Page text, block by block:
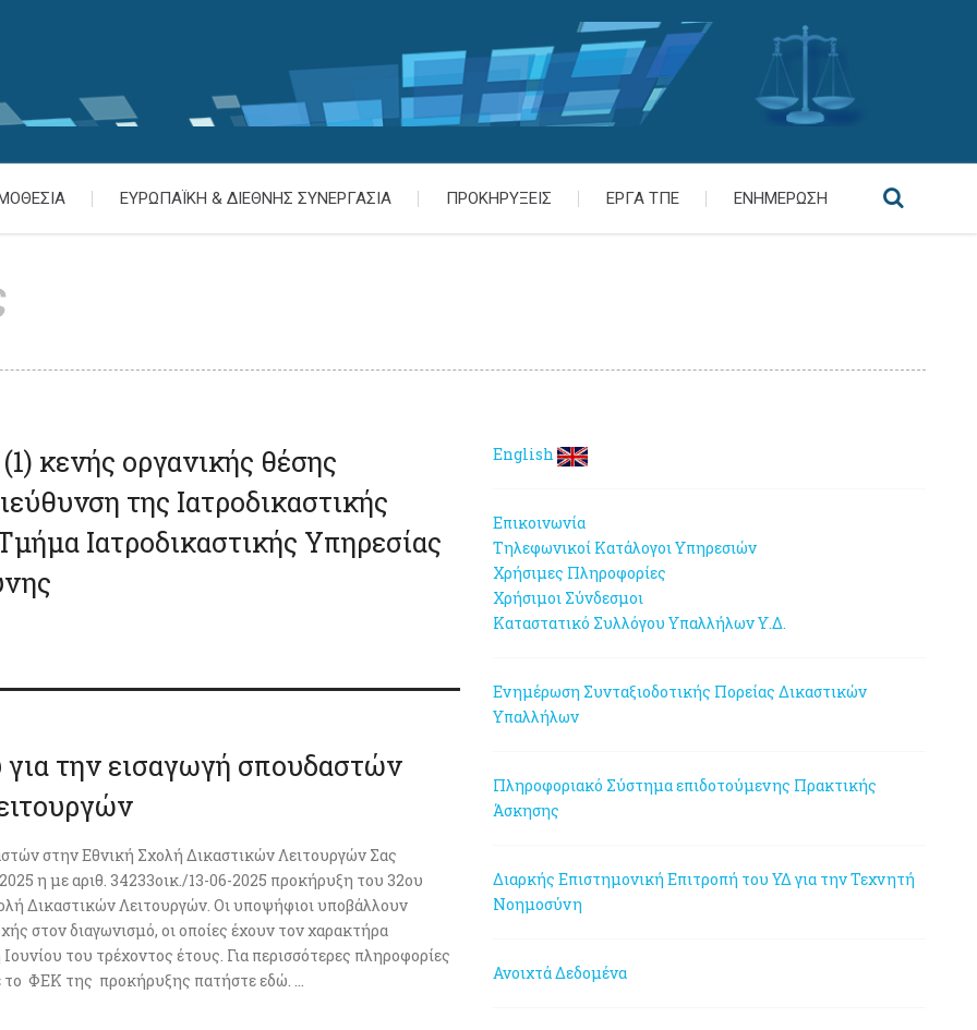
ΕΥΡΩΠΑΪΚΗ & ΔΙΕΘΝΗΣ ΣΥΝΕΡΓΑΣΙΑ ΠΡΟΚΗΡΥΞΕΙΣ ΕΡΓΑ ΤΠΕ ΕΝΗΜΕΡΩΣΗ
κενής οργανικής θέσης
της Ιατροδικαστικής
Ιατροδικαστικής Υπηρεσίας
την εισαγωγή σπουδαστών
στην Εθνική Σχολή Δικαστικών Λειτουργών Σας
η με αριθ. 34233οικ./13-06-2025 προκήρυξη του 32ου
Δικαστικών Λειτουργών. Οι υποψήφιοι υποβάλλουν
στον διαγωνισμό, οι οποίες έχουν τον χαρακτήρα
του τρέχοντος έτους. Για περισσότερες πληροφορίες
το ΦΕΚ της προκήρυξης πατήστε εδώ. ...
English
Επικοινωνία
Τηλεφωνικοί Κατάλογοι Υπηρεσιών
Χρήσιμες Πληροφορίες
Χρήσιμοι Σύνδεσμοι
Καταστατικό Συλλόγου Υπαλλήλων Υ.Δ.
Ενημέρωση Συνταξιοδοτικής Πορείας Δικαστικών
Υπαλλήλων
Πληροφοριακό Σύστημα επιδοτούμενης Πρακτικής
Άσκησης
Διαρκής Επιστημονική Επιτροπή του ΥΔ για την Τεχνητή
Νοημοσύνη
Ανοιχτά Δεδομένα